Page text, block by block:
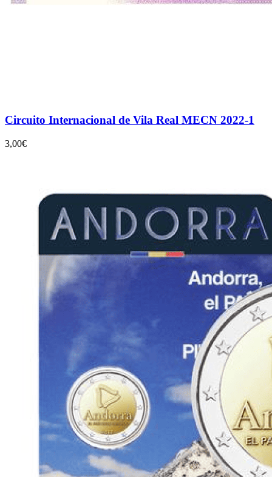
Circuito Internacional de Vila Real MECN 2022-1
3,00€